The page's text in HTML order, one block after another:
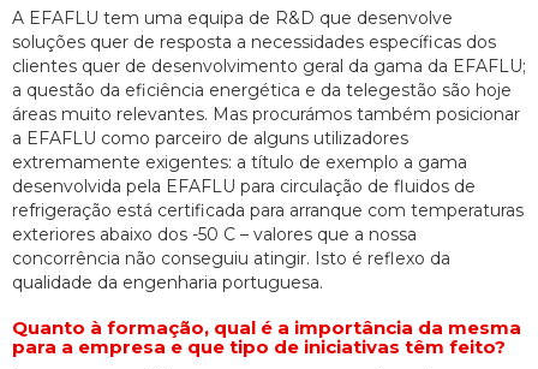
A EFAFLU tem uma equipa de R&D que desenvolve
soluções quer de resposta a necessidades específicas dos
clientes quer de desenvolvimento geral da gama da EFAFLU;
a questão da eficiência energética e da telegestão são hoje
áreas muito relevantes. Mas procurámos também posicionar
a EFAFLU como parceiro de alguns utilizadores
extremamente exigentes: a título de exemplo a gama
desenvolvida pela EFAFLU para circulação de fluidos de
refrigeração está certificada para arranque com temperaturas
exteriores abaixo dos -50 C – valores que a nossa
concorrência não conseguiu atingir. Isto é reflexo da
qualidade da engenharia portuguesa.
Quanto à formação, qual é a importância da mesma
para a empresa e que tipo de iniciativas têm feito?